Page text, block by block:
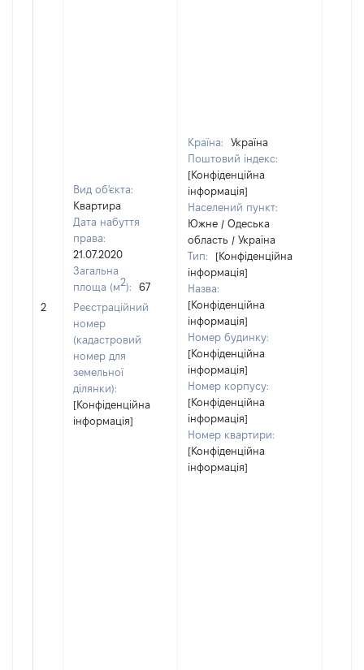
2
Вид об'єкта:
Квартира
Дата набуття
права:
21.07.2020
Загальна
площа (м2):
67
Реєстраційний
номер
(кадастровий
номер для
земельної
ділянки):
[Конфіденційна
інформація]
Країна:
Україна
Поштовий індекс:
[Конфіденційна
інформація]
Населений пункт:
Южне / Одеська
область / Україна
Тип:
[Конфіденційна
інформація]
Назва:
[Конфіденційна
інформація]
Номер будинку:
[Конфіденційна
інформація]
Номер корпусу:
[Конфіденційна
інформація]
Номер квартири:
[Конфіденційна
інформація]